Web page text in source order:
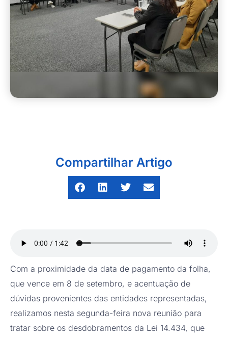
Compartilhar Artigo
Com a proximidade da data de pagamento da folha,
que vence em 8 de setembro, e acentuação de
dúvidas provenientes das entidades representadas,
realizamos nesta segunda-feira nova reunião para
tratar sobre os desdobramentos da Lei 14.434, que